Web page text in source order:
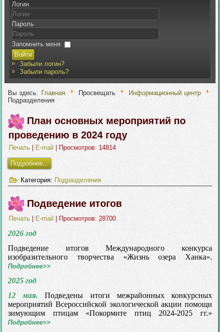
Логин
Пароль
Запомнить меня
Войти
Забыли логин?
Забыли пароль?
Вы здесь: Главная Просвещать
Информационный центр
Подразделения
План основных мероприятий по
проведению в 2024 году
Печать E-mail | Просмотров: 14814
Подробнее...
Категория: Подразделения
Подведение итогов
Печать E-mail | Просмотров: 28700
2026 год
Подведение итогов Международного конкурса
изобразительного творчества «Жизнь озера Ханка».
Подробнее>>
2025 год
12 мая. Подведены итоги межрайонных конкурсных
мероприятий Всероссийской экологической акции помощи
зимующим птицам «Покормите птиц 2024-2025 гг.»
Подробнее>>